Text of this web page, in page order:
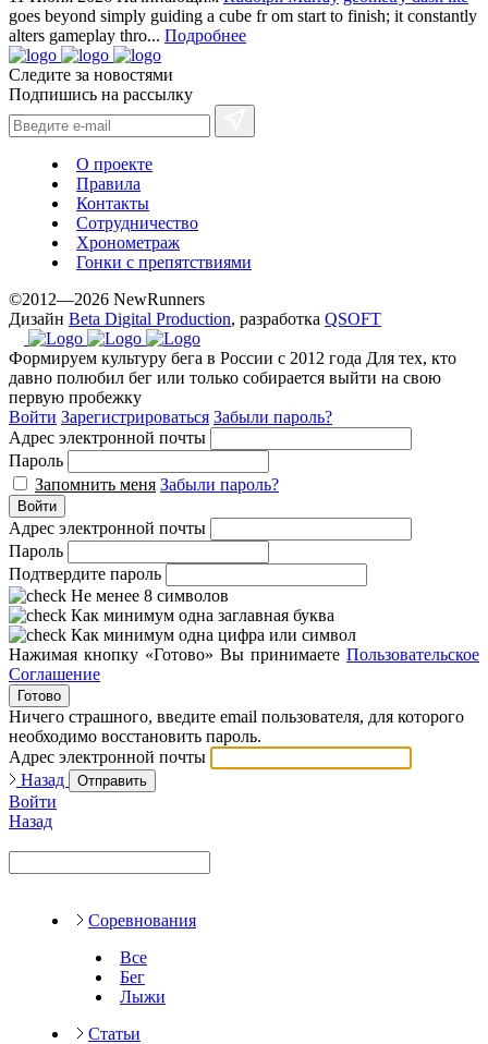
goes beyond simply guiding a cube fr om start to finish; it constantly
alters gameplay thro... Подробнее
Следите за новостями
Подпишись на рассылку
О проекте
Правила
Контакты
Сотрудничество
Хронометраж
Гонки с препятствиями
©2012—2026 NewRunners
Дизайн Beta Digital Production, разработка QSOFT
Формируем культуру бега в России с 2012 года Для тех, кто
давно полюбил бег или только собирается выйти на свою
первую пробежку
Войти Зарегистрироваться Забыли пароль?
Адрес электронной почты
Пароль
Запомнить меня Забыли пароль?
Войти
Адрес электронной почты
Пароль
Подтвердите пароль
Не менее 8 символов
Как минимум одна заглавная буква
Как минимум одна цифра или символ
Нажимая кнопку «Готово» Вы принимаете Пользовательское
Соглашение
Готово
Ничего страшного, введите email пользователя, для которого
необходимо восстановить пароль.
Адрес электронной почты
Назад
Отправить
Войти
Назад
Соревнования
Все
Бег
Лыжи
Статьи